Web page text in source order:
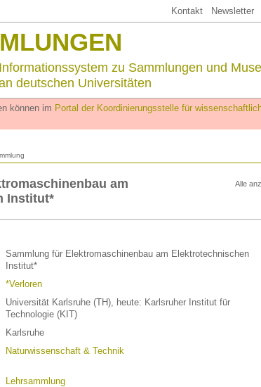
Kontakt Newsletter
Informationssystem zu Sammlungen und
deutschen Universitäten
können im Portal der Koordinierungsstelle für
Alle
am
Institut*
Sammlung für Elektromaschinenbau am Elektrotechnischen
Institut*
*Verloren
Universität Karlsruhe (TH), heute: Karlsruher Institut für
Technologie (KIT)
Karlsruhe
Naturwissenschaft & Technik
Lehrsammlung